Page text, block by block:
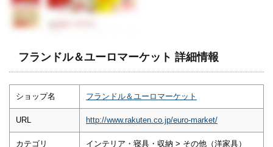
フランドル＆ユーロマーケット 詳細情報
ショップ名 フランドル＆ユーロマーケット
URL http://www.rakuten.co.jp/euro-market/
カテゴリ インテリア・寝具・収納 > その他（洋家具）